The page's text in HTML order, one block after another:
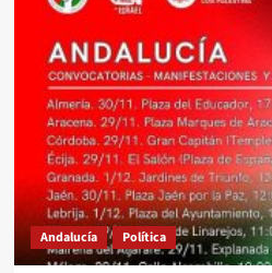
Espadas
guiado
al
grupo
de
jóvenes
por
las
instalaciones,
analizado
el
trabajo
Andalucía Política